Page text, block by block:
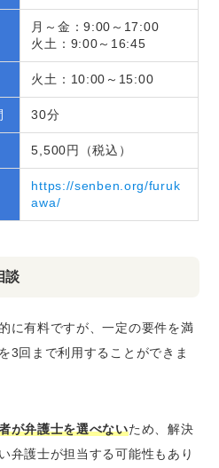
月～金：9:00～17:00
火土：9:00～16:45
火土：10:00～15:00
30分
5,500円（税込）
https://senben.org/furuk
awa/
談
に有料ですが、一定の要件を満
3回まで利用することができま
が弁護士を選べないため、解決
弁護士が担当する可能性もあり